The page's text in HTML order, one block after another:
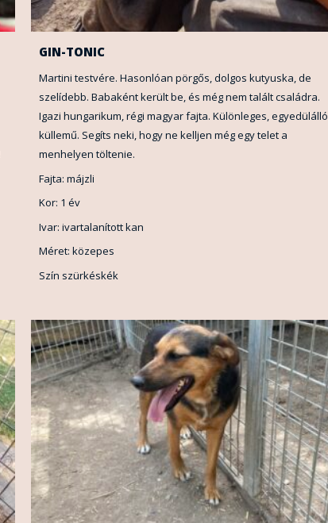
GIN-TONIC
Martini testvére. Hasonlóan pörgős, dolgos kutyuska, de
szelídebb. Babaként került be, és még nem talált családra.
Igazi hungarikum, régi magyar fajta. Különleges, egyedülálló
küllemű. Segíts neki, hogy ne kelljen még egy telet a
menhelyen töltenie.
Fajta: májzli
Kor: 1 év
Ivar: ivartalanított kan
Méret: közepes
Szín szürkéskék